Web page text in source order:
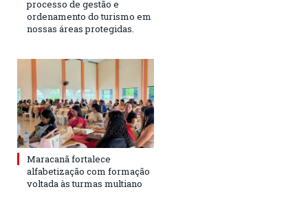
processo de gestão e
ordenamento do turismo em
nossas áreas protegidas.
Maracanã fortalece
alfabetização com formação
voltada às turmas multiano